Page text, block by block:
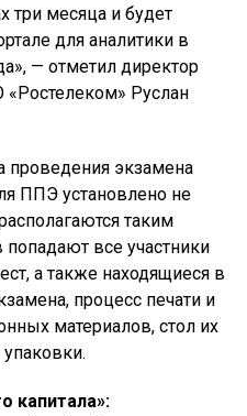
три месяца и будет
для аналитики в
— отметил директор
Руслан
проведения экзамена
ППЭ установлено не
таким
все участники
а также находящиеся в
процесс печати и
материалов, стол их
капитала»: